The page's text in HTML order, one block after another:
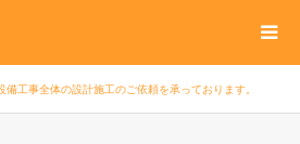
備工事全体の設計施工のご依頼を承っております。